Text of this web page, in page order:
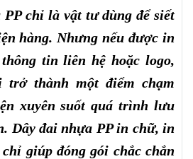
chỉ là vật tư dùng để siết
hàng. Nhưng nếu được in
tin liên hệ hoặc logo,
trở thành một điểm chạm
xuyên suốt quá trình lưu
Dây đai nhựa PP in chữ, in
giúp đóng gói chắc chắn